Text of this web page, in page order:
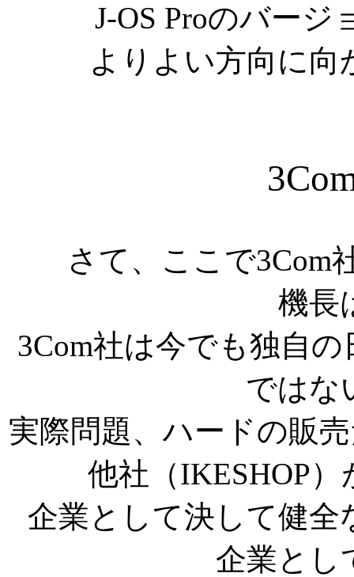
J-OS Proのバー
よりよい方向に
さて、ここで3Com
機長
3Com社は今でも独自
ではな
実際問題、ハードの販
他社（IKESHOP
企業として決して健
企業とし